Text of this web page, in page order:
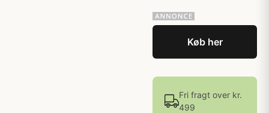
Køb her
Fri fragt over kr.
499